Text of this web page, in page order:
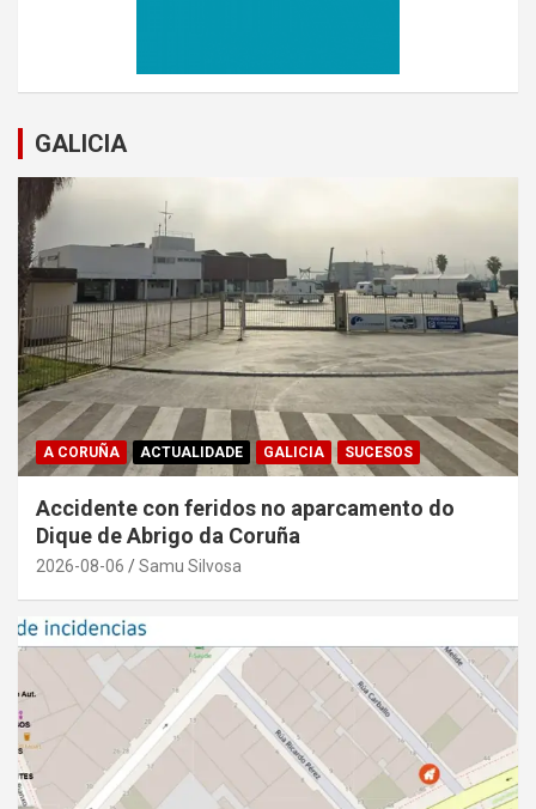
GALICIA
A CORUÑA ACTUALIDADE GALICIA SUCESOS
Accidente con feridos no aparcamento do
Dique de Abrigo da Coruña
2026-08-06 Samu Silvosa